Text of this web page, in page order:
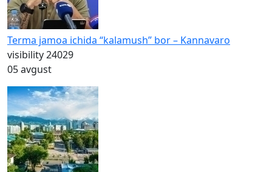
Terma jamoa ichida “kalamush” bor – Kannavaro
visibility24029
05 avgust